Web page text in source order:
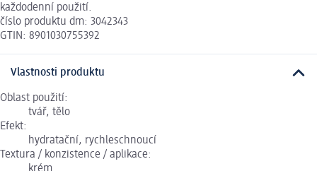
každodenní použití.
číslo produktu dm: 3042343
GTIN: 8901030755392
Vlastnosti produktu
Oblast použití:
tvář, tělo
Efekt:
hydratační, rychleschnoucí
Textura / konzistence / aplikace: